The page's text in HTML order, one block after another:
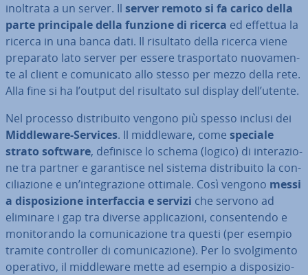
inoltrata a un server. Il server remoto si fa carico della
parte prin­ci­pa­le della funzione di ricerca ed effettua la
ricerca in una banca dati. Il risultato della ricerca viene
preparato lato server per essere tra­spor­ta­to nuo­va­men­
te al client e co­mu­ni­ca­to allo stesso per mezzo della rete.
Alla fine si ha l’output del risultato sul display dell’utente.
Nel processo di­stri­bui­to vengono più spesso inclusi dei
Midd­leware-Services. Il midd­leware, come speciale
strato software, definisce lo schema (logico) di in­te­ra­zio­
ne tra partner e ga­ran­ti­sce nel sistema di­stri­bui­to la con­
ci­lia­zio­ne e un’in­te­gra­zio­ne ottimale. Così vengono messi
a di­spo­si­zio­ne in­ter­fac­cia e servizi che servono ad
eliminare i gap tra diverse ap­pli­ca­zio­ni, con­sen­ten­do e
mo­ni­to­ran­do la co­mu­ni­ca­zio­ne tra questi (per esempio
tramite con­trol­ler di co­mu­ni­ca­zio­ne). Per lo svol­gi­men­to
operativo, il midd­leware mette ad esempio a di­spo­si­zio­